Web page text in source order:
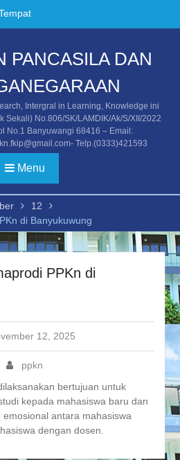
PPL
Alumni
PANCASILA DAN
Intergral in Learning, Knowledge ini
Sekali) No.806/SK/LAMDIK/Ak/S/XII/2022
No.1 Banyuwangi 68416 – Email:
Telp.(0333)421593
Menu
12
di Banyukuwung
PPKn di
12, 2025
ppkn
bertujuan untuk
kepada mahasiswa baru dan
antara mahasiswa
dengan dosen.